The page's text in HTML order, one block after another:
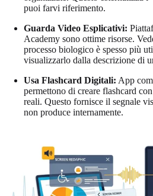
puoi farvi riferimento.
Guarda Video Esplicativi:
Academy sono ottime risorse.
processo biologico è spesso più
visualizzarlo dalla descrizione di
Usa Flashcard Digitali: App
permettono di creare flashcard
reali. Questo fornisce il segnale
non produce internamente.